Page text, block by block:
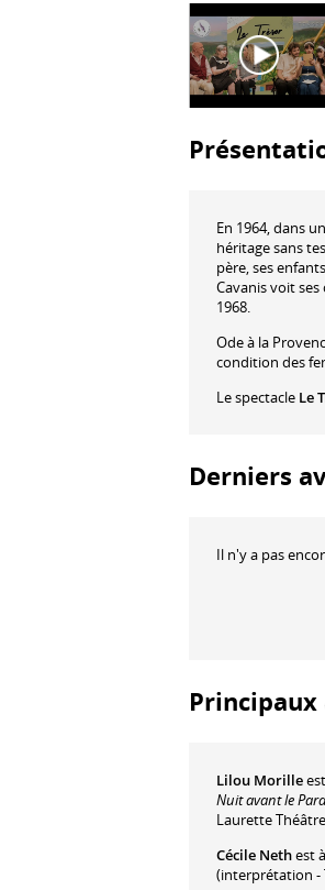
En 1964, dans
héritage sans
père, ses
Cavanis voit
1968.
Ode à la
condition des
Le spectacle Le
Derniers
Il n'y a pas
Lilou Morille
Nuit avant le
Laurette
Cécile Nethest
(interprétation -